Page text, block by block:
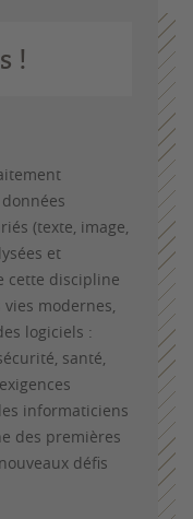
!
(texte, image,
et
cette discipline
modernes,
logiciels :
santé,
informaticiens
des premières
défis